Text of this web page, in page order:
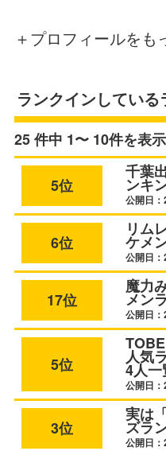
＋プロフィールをも
ランクインしてい
25 件中 1〜 10件を表示
5位
千葉
ンキ
公開日
6位
リム
ケメ
公開日
17位
魔力
メン
公開日
5位 人気
4人
公開日
3位
実は
ズラ
公開日